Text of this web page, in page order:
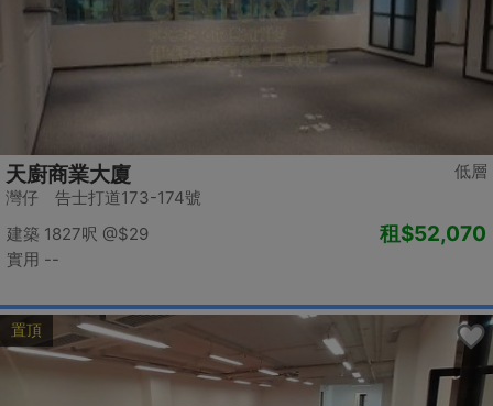
低層
天廚商業大廈
灣仔 告士打道173-174號
建築 1827呎 @$29
實用 --
租$52,070
置頂